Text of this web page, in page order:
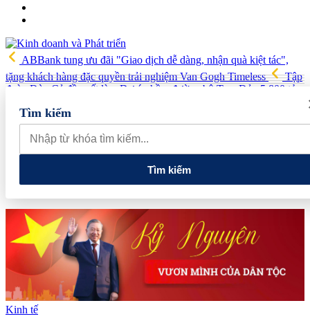
ABBank tung ưu đãi "Giao dịch dễ dàng, nhận quà kiệt tác",
tặng khách hàng đặc quyền trải nghiệm Van Gogh Timeless
Tập
đoàn Đèo Cả đề xuất làm Dự án hầm đường bộ Tam Đảo 5.800 tỷ
Hải quan Lào Cai phát hiện 5 vụ vi phạm, tạm giữ gần 700 kg
thực phẩm và nhiều điện thoại nhập lậu
Lan tỏa văn hóa kinh
doanh, tìm kiếm doanh nghiệp tiêu biểu trên toàn quốc
các cửa hàng rau củ quả sạch tại Hà Nội
Tìm kiếm
Tìm kiếm
Kinh tế